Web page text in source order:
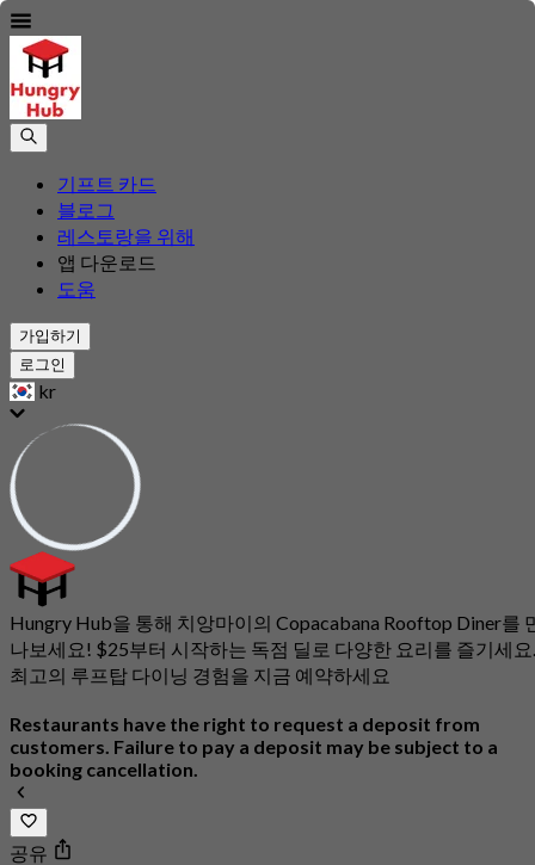
기프트 카드
블로그
레스토랑을 위해
앱 다운로드
도움
가입하기
로그인
kr
Hungry Hub을 통해 치앙마이의 Copacabana Rooftop Diner를
나보세요! $25부터 시작하는 독점 딜로 다양한 요리를 즐기세요.
최고의 루프탑 다이닝 경험을 지금 예약하세요
Restaurants have the right to request a deposit from
customers. Failure to pay a deposit may be subject to a
booking cancellation.
공유